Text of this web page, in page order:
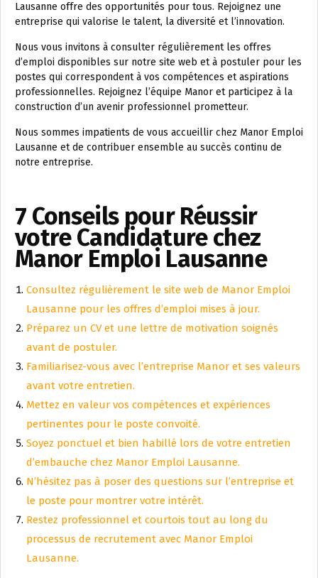
Lausanne offre des opportunités pour tous. Rejoignez une
entreprise qui valorise le talent, la diversité et l’innovation.
Nous vous invitons à consulter régulièrement les offres
d’emploi disponibles sur notre site web et à postuler pour les
postes qui correspondent à vos compétences et aspirations
professionnelles. Rejoignez l’équipe Manor et participez à la
construction d’un avenir professionnel prometteur.
Nous sommes impatients de vous accueillir chez Manor Emploi
Lausanne et de contribuer ensemble au succès continu de
notre entreprise.
7 Conseils pour Réussir
votre Candidature chez
Manor Emploi Lausanne
Consultez régulièrement le site web de Manor Emploi
Lausanne pour les offres d’emploi mises à jour.
Préparez un CV et une lettre de motivation soignés
avant de postuler.
Familiarisez-vous avec l’entreprise Manor et ses valeurs
avant votre entretien.
Mettez en valeur vos compétences et expériences
pertinentes pour le poste convoité.
Soyez ponctuel et bien habillé lors de votre entretien
d’embauche chez Manor Emploi Lausanne.
N’hésitez pas à poser des questions sur l’entreprise et
le poste pour montrer votre intérêt.
Restez professionnel et courtois tout au long du
processus de recrutement avec Manor Emploi
Lausanne.